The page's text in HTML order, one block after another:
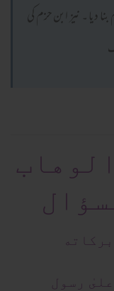
دیا ۔ نیز ابن حزم کی
علىٰ رسول